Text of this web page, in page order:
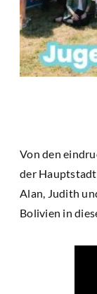
Von den
der
Alan, Judith
Bolivien in